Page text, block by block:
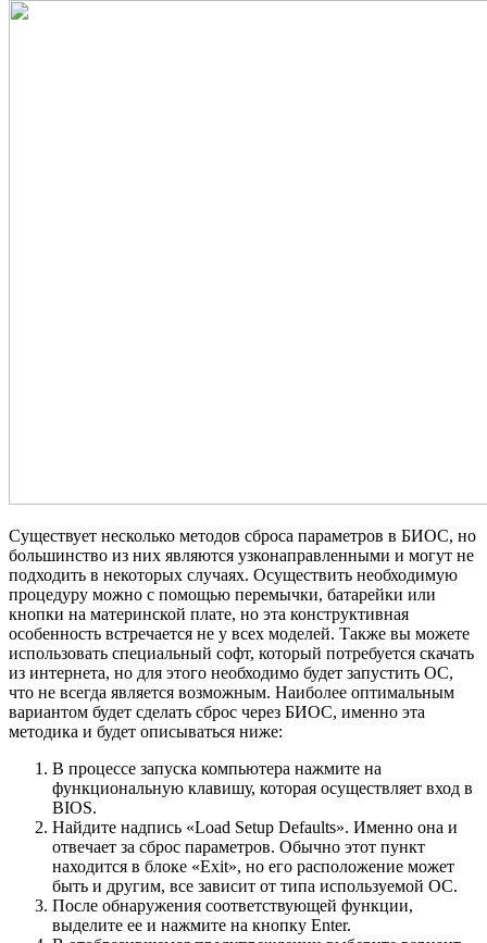
Существует несколько методов сброса параметров в БИОС, но
большинство из них являются узконаправленными и могут не
подходить в некоторых случаях. Осуществить необходимую
процедуру можно с помощью перемычки, батарейки или
кнопки на материнской плате, но эта конструктивная
особенность встречается не у всех моделей. Также вы можете
использовать специальный софт, который потребуется скачать
из интернета, но для этого необходимо будет запустить ОС,
что не всегда является возможным. Наиболее оптимальным
вариантом будет сделать сброс через БИОС, именно эта
методика и будет описываться ниже:
В процессе запуска компьютера нажмите на
функциональную клавишу, которая осуществляет вход в
BIOS.
Найдите надпись «Load Setup Defaults». Именно она и
отвечает за сброс параметров. Обычно этот пункт
находится в блоке «Exit», но его расположение может
быть и другим, все зависит от типа используемой ОС.
После обнаружения соответствующей функции,
выделите ее и нажмите на кнопку Enter.